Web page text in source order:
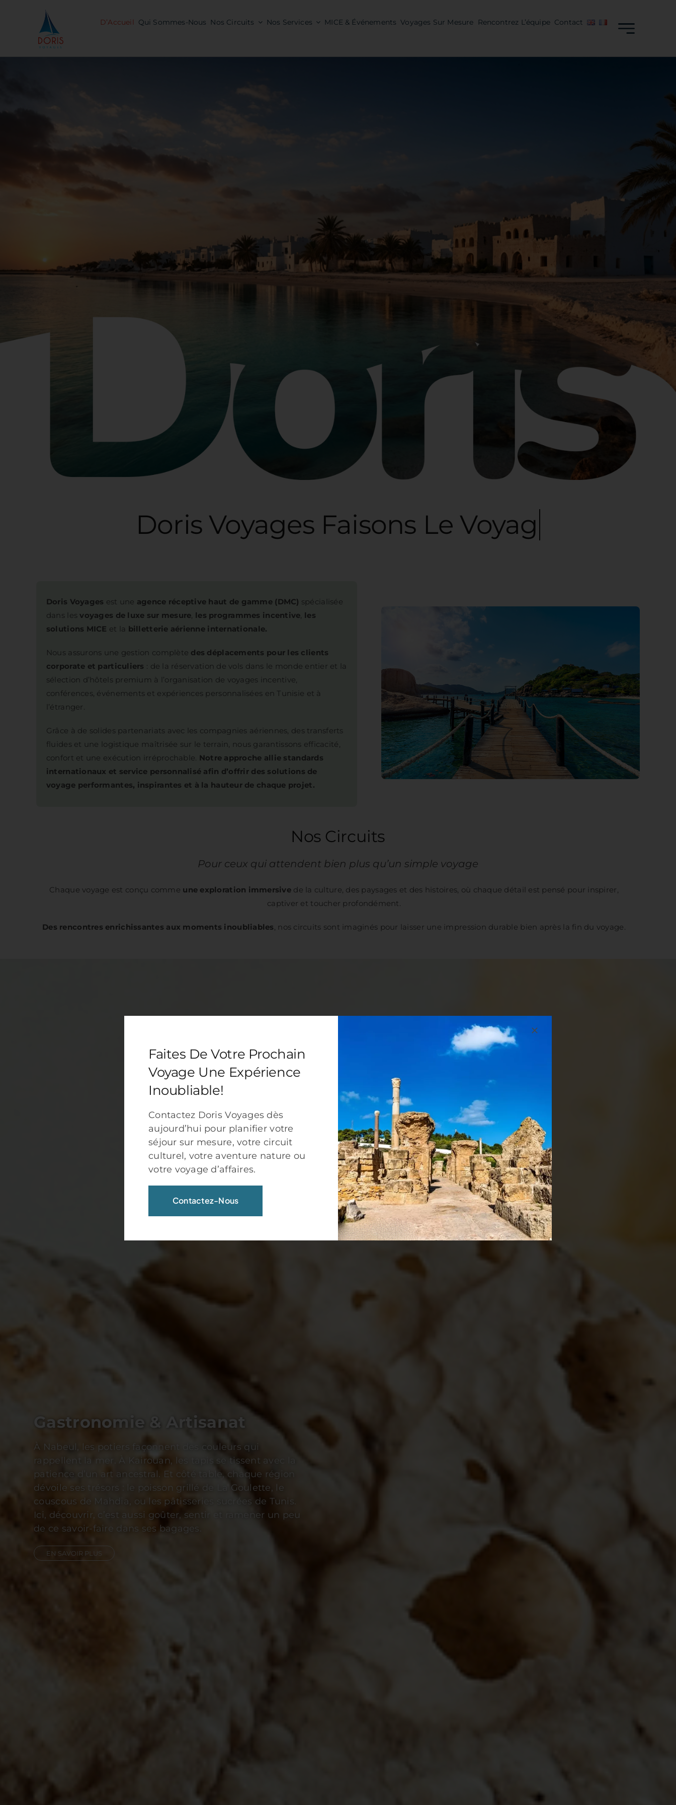
D’Accueil Qui Sommes-Nous Nos Circuits Nos Services MICE & Événements Voyages Sur Mesure Rencontrez L’équipe Contact
Doris Voyages
Doris Voyages est une agence réceptive haut de gamme (DMC) spécialisée
dans lesvoyages de luxe sur mesure, les programmes incentive, les
solutions MICE et la billetterie aérienne internationale.
Nous assurons une gestion complète des déplacements pour les clients
corporate et particuliers : de la réservation de vols dans le monde entier et la
sélection d’hôtels premium à l’organisation de voyages incentive,
conférences, événements et expériences personnalisées en Tunisie et à
l’étranger.
Grâce à de solides partenariats avec les compagnies aériennes, des transferts
fluides et une logistique maîtrisée sur le terrain, nous garantissons efficacité,
confort et une exécution irréprochable. Notre approche allie standards
internationaux et service personnalisé afin d’offrir des solutions de
voyage performantes, inspirantes et à la hauteur de chaque projet.
Nos Circuits
Pour ceux qui attendent bien plus qu’un simple voyage
Chaque voyage est conçu comme une exploration immersive de la culture, des paysages et des histoires, où chaque détail est pensé pour inspirer,
captiver et toucher profondément.
Des rencontres enrichissantes aux moments inoubliables, nos circuits sont imaginés pour laisser une impression durable bien après la fin du voyage.
Culture & History
Explorer Carthage, c’est toucher du regard les vestiges
d’un empire qui a marqué la Méditerranée. Découvrir
Dougga, classée au patrimoine mondial de l’UNESCO,
c’est marcher dans un théâtre antique où le silence a
encore la force des ovations. Et à Kairouan, capitale
spirituelle, les minarets racontent mille ans de foi et de
traditions.
EN SAVOIR PLUS
Faites De Votre Prochain
Voyage Une Expérience
Inoubliable!
Contactez Doris Voyages dès
aujourd’hui pour planifier votre
séjour sur mesure, votre circuit
culturel, votre aventure nature ou
votre voyage d’affaires.
Contactez-Nous